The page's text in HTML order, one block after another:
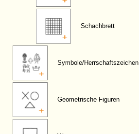
Schachbrett
Symbole/Herrschaftszeichen
Geometrische Figuren